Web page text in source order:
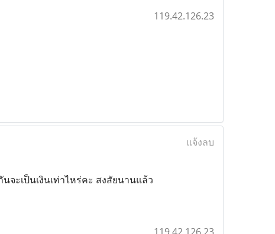
119.42.126.23
แจ้งลบ
ะเป็นเงินเท่าไหร่คะ สงสัยนานแล้ว